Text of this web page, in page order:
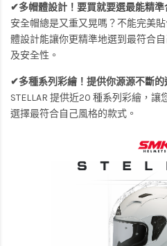
✔多帽體設計！要買就要選最能精準
安全帽總是又重又晃嗎？不能完美
體設計能讓你更精準地選到最符合
及安全性。
✔多種系列彩繪！提供你源源不斷的
STELLAR 提供近20 種系列彩繪，讓
選擇最符合自己風格的款式。